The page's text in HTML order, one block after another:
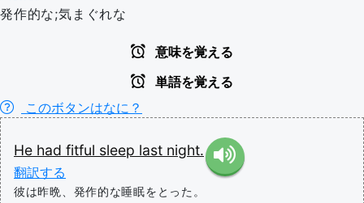
発作的な;気まぐれな
意味を覚える
単語を覚える
このボタンはなに？
He had fitful sleep last night.
翻訳する
彼は昨晩、発作的な睡眠をとった。